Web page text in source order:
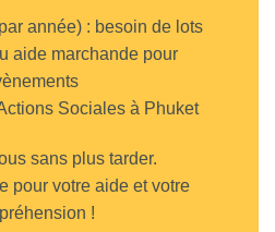
année) : besoin de lots
aide marchande pour
Sociales à Phuket
sans plus tarder.
pour votre aide et votre
!